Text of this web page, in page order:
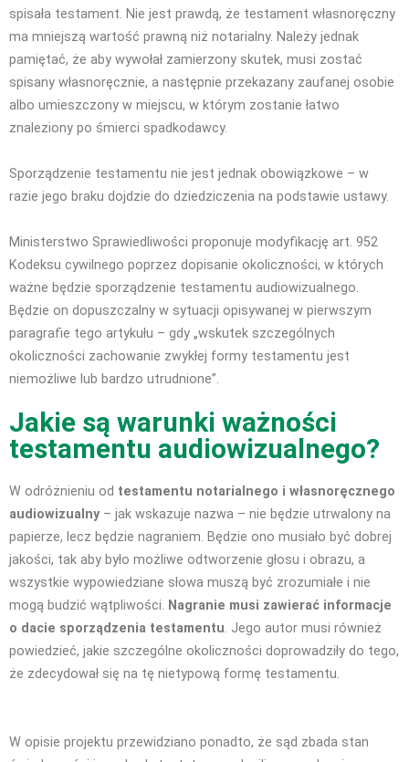
spisała testament. Nie jest prawdą, że testament własnoręczny
ma mniejszą wartość prawną niż notarialny. Należy jednak
pamiętać, że aby wywołał zamierzony skutek, musi zostać
spisany własnoręcznie, a następnie przekazany zaufanej osobie
albo umieszczony w miejscu, w którym zostanie łatwo
znaleziony po śmierci spadkodawcy.
Sporządzenie testamentu nie jest jednak obowiązkowe – w
razie jego braku dojdzie do dziedziczenia na podstawie ustawy.
Ministerstwo Sprawiedliwości proponuje modyfikację art. 952
Kodeksu cywilnego poprzez dopisanie okoliczności, w których
ważne będzie sporządzenie testamentu audiowizualnego.
Będzie on dopuszczalny w sytuacji opisywanej w pierwszym
paragrafie tego artykułu – gdy „wskutek szczególnych
okoliczności zachowanie zwykłej formy testamentu jest
niemożliwe lub bardzo utrudnione”.
Jakie są warunki ważności
testamentu audiowizualnego?
W odróżnieniu od testamentu notarialnego i własnoręcznego
audiowizualny– jak wskazuje nazwa – nie będzie utrwalony na
papierze, lecz będzie nagraniem. Będzie ono musiało być dobrej
jakości, tak aby było możliwe odtworzenie głosu i obrazu, a
wszystkie wypowiedziane słowa muszą być zrozumiałe i nie
mogą budzić wątpliwości. Nagranie musi zawierać informacje
o dacie sporządzenia testamentu. Jego autor musi również
powiedzieć, jakie szczególne okoliczności doprowadziły do tego,
że zdecydował się na tę nietypową formę testamentu.
W opisie projektu przewidziano ponadto, że sąd zbada stan